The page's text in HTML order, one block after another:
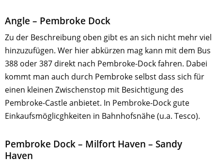
Angle – Pembroke Dock
Zu der Beschreibung oben gibt es an sich nicht mehr viel
hinzuzufügen. Wer hier abkürzen mag kann mit dem Bus
388 oder 387 direkt nach Pembroke-Dock fahren. Dabei
kommt man auch durch Pembroke selbst dass sich für
einen kleinen Zwischenstop mit Besichtigung des
Pembroke-Castle anbietet. In Pembroke-Dock gute
Einkaufsmöglicghkeiten in Bahnhofsnähe (u.a. Tesco).
Pembroke Dock – Milfort Haven – Sandy
Haven